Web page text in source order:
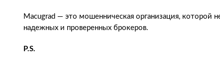
Macugrad — это мошенническая организация, которой
надежных и проверенных брокеров.
P.S.